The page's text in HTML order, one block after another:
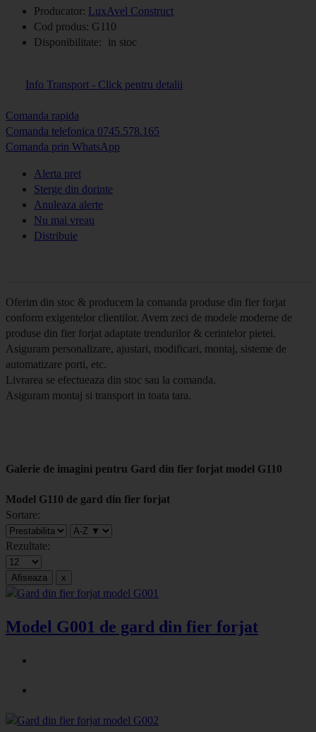
Producator: LuxAvel Construct
Cod produs: G110
Disponibilitate:
in stoc
Info Transport - Click pentru detalii
Comanda rapida
Comanda telefonica 0745.578.165
Comanda prin WhatsApp
Alerta pret
Sterge din dorinte
Anuleaza alerte
Nu mai vreau
Distribuie
Oferim din stoc & producem la comanda produse din fier forjat
conform exigentelor clientilor. Avem zeci de modele moderne de
produse din fier forjat adaptate trendurilor & cerintelor pietei.
Asiguram personalizare, ajustari, modificari, montaj, sisteme de
automatizare porti, etc.
Livrarea se efectueaza din stoc sau la comanda.
Asiguram montaj si transport in toata tara.
Galerie de imagini pentru Gard din fier forjat model G110
Model G110 de gard din fier forjat
Sortare:
Rezultate:
Model G001 de gard din fier forjat